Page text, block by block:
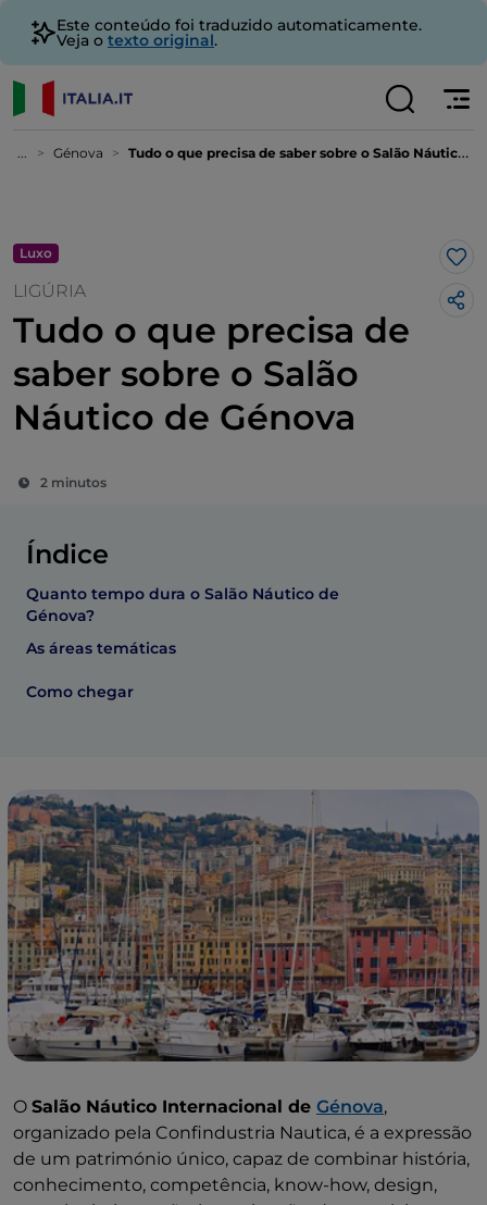
Este conteúdo foi traduzido automaticamente.
Veja o texto original.
... Génova Tudo o que precisa de saber sobre o Salão Náutico de Génova
Luxo
LIGÚRIA
Tudo o que precisa de
saber sobre o Salão
Náutico de Génova
2 minutos
Índice
Quanto tempo dura o Salão Náutico de
Génova?
As áreas temáticas
Como chegar
O Salão Náutico Internacional de Génova,
organizado pela Confindustria Nautica, é a expressão
de um património único, capaz de combinar história,
conhecimento, competência, know-how, design,